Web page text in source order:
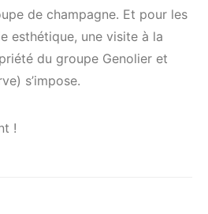
de champagne. Et pour les
esthétique, une visite à la
du groupe Genolier et
s’impose.
!